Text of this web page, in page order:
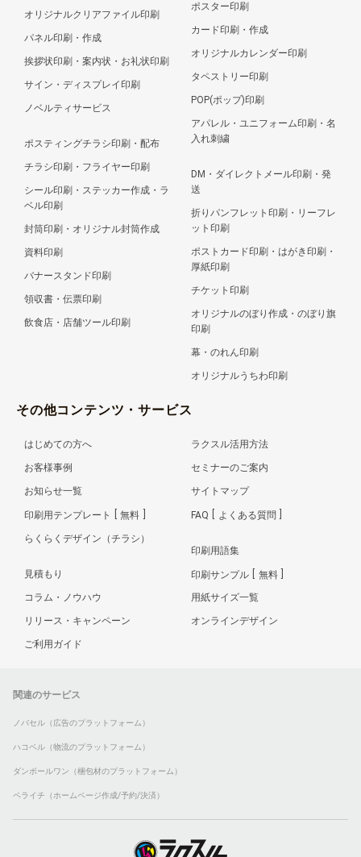
オリジナルクリアファイル印刷
パネル印刷・作成
挨拶状印刷・案内状・お礼状印刷
サイン・ディスプレイ印刷
ノベルティサービス
ポスティングチラシ印刷・配布
チラシ印刷・フライヤー印刷
シール印刷・ステッカー作成・ラ
ベル印刷
封筒印刷・オリジナル封筒作成
資料印刷
バナースタンド印刷
領収書・伝票印刷
飲食店・店舗ツール印刷
ポスター印刷
カード印刷・作成
オリジナルカレンダー印刷
タペストリー印刷
POP(ポップ)印刷
アパレル・ユニフォーム印刷・名
入れ刺繍
DM・ダイレクトメール印刷・発
送
折りパンフレット印刷・リーフレ
ット印刷
ポストカード印刷・はがき印刷・
厚紙印刷
チケット印刷
オリジナルのぼり作成・のぼり旗
印刷
幕・のれん印刷
オリジナルうちわ印刷
その他コンテンツ・サービス
はじめての方へ
お客様事例
お知らせ一覧
印刷用テンプレート 無料
らくらくデザイン（チラシ）
見積もり
コラム・ノウハウ
リリース・キャンペーン
ご利用ガイド
ラクスル活用方法
セミナーのご案内
サイトマップ
FAQ よくある質問
印刷用語集
印刷サンプル 無料
用紙サイズ一覧
オンラインデザイン
関連のサービス
ノバセル（広告のプラットフォーム）
ハコベル（物流のプラットフォーム）
ダンボールワン（梱包材のプラットフォーム）
ペライチ（ホームページ作成/予約/決済）